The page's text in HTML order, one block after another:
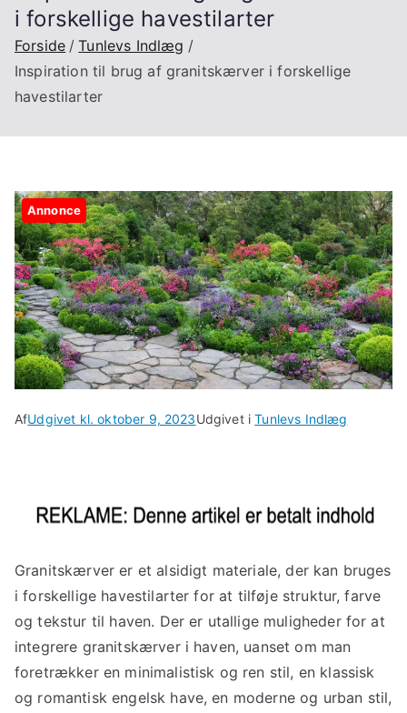
i forskellige havestilarter
Forside
Tunlevs Indlæg
Inspiration til brug af granitskærver i forskellige
havestilarter
Annonce
AfUdgivet kl.oktober 9, 2023Udgivet iTunlevs Indlæg
Granitskærver er et alsidigt materiale, der kan bruges
i forskellige havestilarter for at tilføje struktur, farve
og tekstur til haven. Der er utallige muligheder for at
integrere granitskærver i haven, uanset om man
foretrækker en minimalistisk og ren stil, en klassisk
og romantisk engelsk have, en moderne og urban stil,